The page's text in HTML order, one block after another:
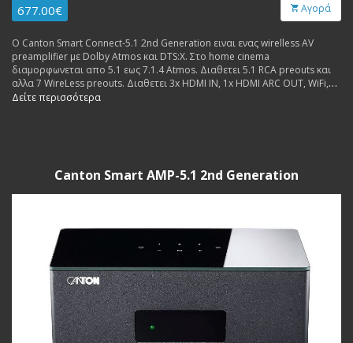
677.00€ Αγορά
O Canton Smart Connect-5.1 2nd Generation ειναι ενας wirelless AV
preamplifier με Dolby Atmos και DTS:X. Στο home cinema
διαμορφωνεται απο 5.1 εως 7.1.4 Atmos. Διαθετει 5.1 RCA preouts και
αλλα 7 WireLess preouts. Διαθετει 3x HDMI IN, 1x HDMI ARC OUT, WiFi,
Bluetooth, Chromecast, Spotify Connect.
Δείτε περισσότερα
Canton Smart AMP-5.1 2nd Generation